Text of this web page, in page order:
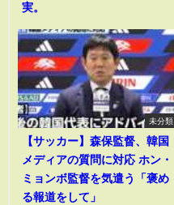
実。
未分類
【サッカー】森保監督、韓国
メディアの質問に対応 ホン・
ミョンボ監督を気遣う「褒め
る報道をして」